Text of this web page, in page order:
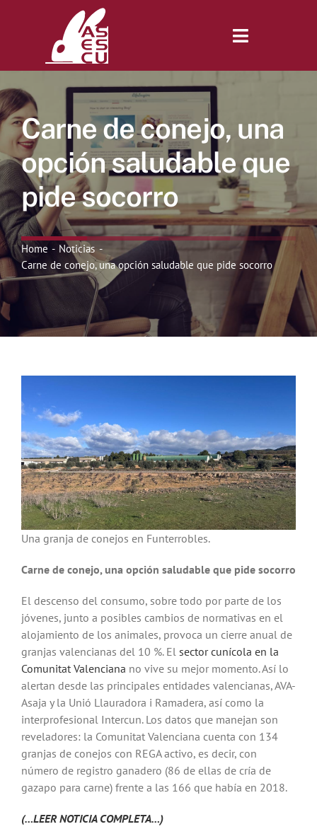
Toggle
Inicio
Revista
Tienda
Lonjas
Symposiums
Noticias
Contactar
WooCommerce My Account
WooCommerce Cart
Carne de conejo, una
opción saludable que
pide socorro
Home
Noticias
Carne de conejo, una opción saludable que pide socorro
Una granja de conejos en Funterrobles.
Carne de conejo, una opción saludable que pide socorro
El descenso del consumo, sobre todo por parte de los
jóvenes, junto a posibles cambios de normativas en el
alojamiento de los animales, provoca un cierre anual de
granjas valencianas del 10 %. El sector cunícola en la
Comunitat Valenciana no vive su mejor momento. Así lo
alertan desde las principales entidades valencianas, AVA-
Asaja y la Unió Llauradora i Ramadera, así como la
interprofesional Intercun. Los datos que manejan son
reveladores: la Comunitat Valenciana cuenta con 134
granjas de conejos con REGA activo, es decir, con
número de registro ganadero (86 de ellas de cría de
gazapo para carne) frente a las 166 que había en 2018.
(…LEER NOTICIA COMPLETA…)